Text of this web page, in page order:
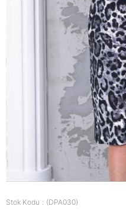
Stok Kodu (DPA030)